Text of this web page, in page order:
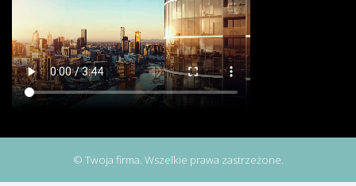
© Twoja firma. Wszelkie prawa zastrzeżone.